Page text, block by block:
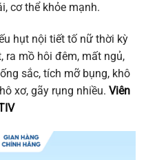
cơ thể khỏe mạnh.
hụt nội tiết tố nữ thời kỳ
ra mồ hôi đêm, mất ngủ,
sắc, tích mỡ bụng, khô
xơ, gãy rụng nhiều. Viên